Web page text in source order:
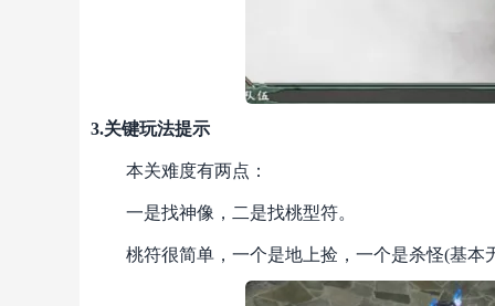
3.关键玩法提示
本关难度有两点：
一是找神像，二是找桃型符。
桃符很简单，一个是地上捡，一个是杀怪(基本